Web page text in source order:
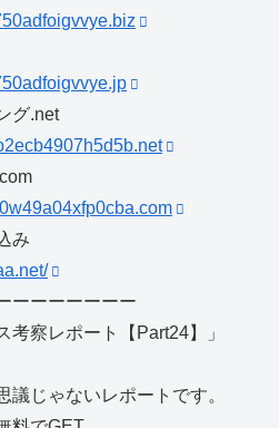
グ.net
み
ーーーーーーー
考察レポート【Part24】」
議じゃないレポートです。